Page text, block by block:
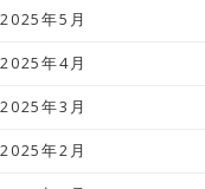
2025年5月
2025年4月
2025年3月
2025年2月